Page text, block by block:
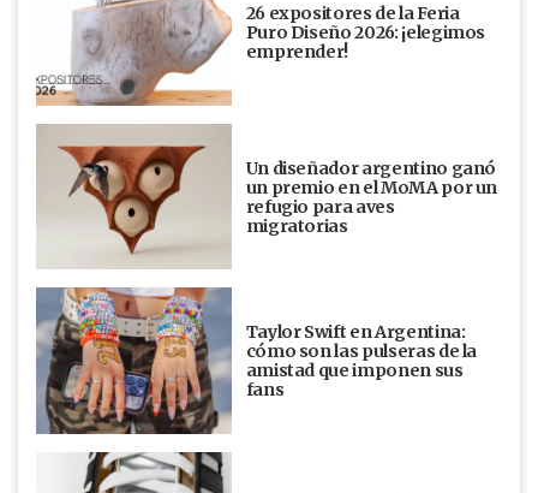
26 expositores de la Feria
Puro Diseño 2026: ¡elegimos
emprender!
Un diseñador argentino ganó
un premio en el MoMA por un
refugio para aves
migratorias
Taylor Swift en Argentina:
cómo son las pulseras de la
amistad que imponen sus
fans